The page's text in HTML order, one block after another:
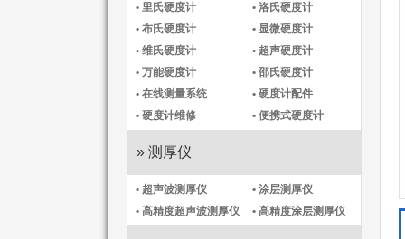
• 里氏硬度计
• 洛氏硬度计
• 布氏硬度计
• 显微硬度计
• 维氏硬度计
• 超声硬度计
• 万能硬度计
• 邵氏硬度计
• 在线测量系统
• 硬度计配件
• 硬度计维修
• 便携式硬度计
» 测厚仪
• 超声波测厚仪
• 涂层测厚仪
• 高精度超声波测厚仪
• 高精度涂层测厚仪​